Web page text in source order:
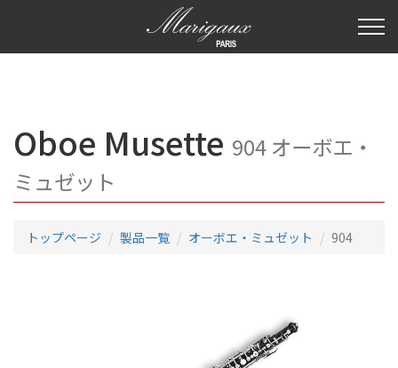
Oboe Musette 904 オーボエ・
ミュゼット
トップページ 製品一覧 オーボエ・ミュゼット 904